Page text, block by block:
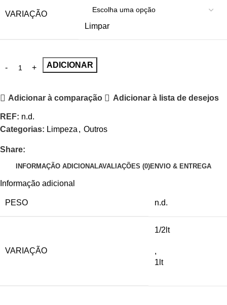
VARIAÇÃO
Limpar
ADICIONAR
Adicionar à comparação Adicionar à lista de desejos
REF: n.d.
Categorias: Limpeza , Outros
Share:
INFORMAÇÃO ADICIONALAVALIAÇÕES (0)ENVIO & ENTREGA
Informação adicional
PESO n.d.
VARIAÇÃO
1/2lt
,
1lt